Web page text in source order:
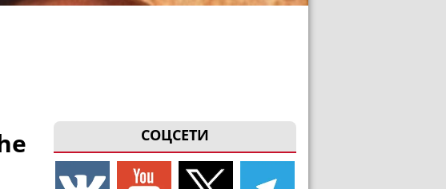
СОЦСЕТИ